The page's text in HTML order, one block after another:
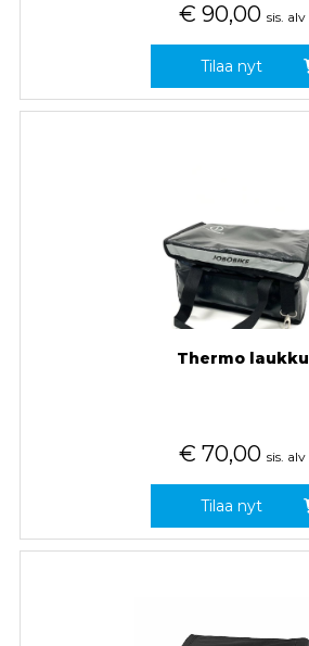
€ 90,00 sis. alv
Tilaa nyt
Thermo laukku
€ 70,00 sis. alv
Tilaa nyt